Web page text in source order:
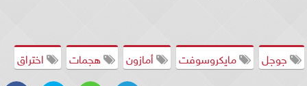
جوجل مايكروسوفت أمازون هجمات اختراق